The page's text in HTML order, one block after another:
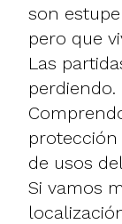
son
pero que
Las
perdiendo.
protección
de usos
Si vamos